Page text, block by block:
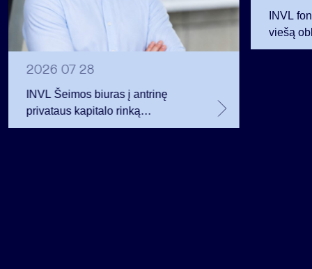
2026 07 28
INVL Šeimos biuras į antrinę
privataus kapitalo rinką
investuojantį fondą pritraukė 17,4
INVL
viešą
12 mln.